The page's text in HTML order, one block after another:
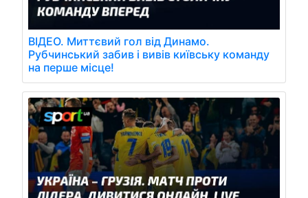
ВІДЕО. Миттєвий гол від Динамо.
Рубчинський забив і вивів київську команду
на перше місце!